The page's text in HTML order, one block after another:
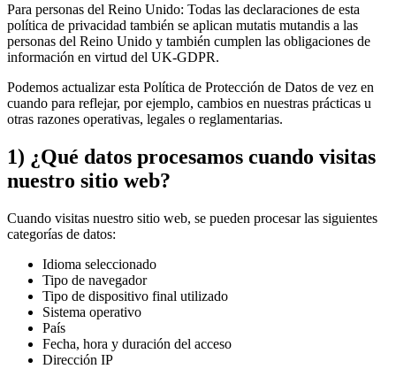
Para personas del Reino Unido: Todas las declaraciones de esta
política de privacidad también se aplican mutatis mutandis a las
personas del Reino Unido y también cumplen las obligaciones de
información en virtud del UK-GDPR.
Podemos actualizar esta Política de Protección de Datos de vez en
cuando para reflejar, por ejemplo, cambios en nuestras prácticas u
otras razones operativas, legales o reglamentarias.
1) ¿Qué datos procesamos cuando visitas
nuestro sitio web?
Cuando visitas nuestro sitio web, se pueden procesar las siguientes
categorías de datos:
Idioma seleccionado
Tipo de navegador
Tipo de dispositivo final utilizado
Sistema operativo
País
Fecha, hora y duración del acceso
Dirección IP